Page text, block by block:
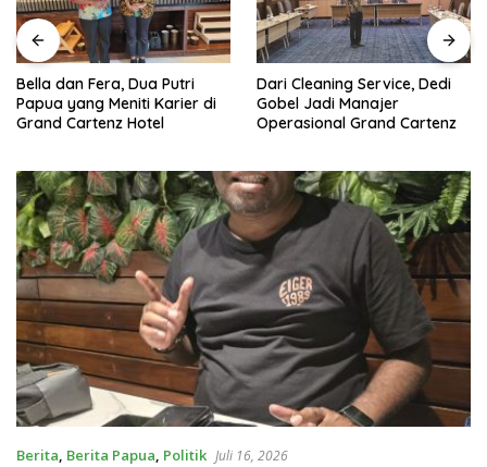
Bella dan Fera, Dua Putri
Papua yang Meniti Karier di
Grand Cartenz Hotel
Dari Cleaning Service, Dedi
Gobel Jadi Manajer
Operasional Grand Cartenz
Berita, Berita Papua, Politik Juli 16, 2026